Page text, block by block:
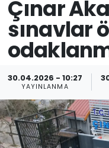
Çınar
sınavlar
30.04.2026 - 10:27
YAYINLANMA
Haber Arşivi